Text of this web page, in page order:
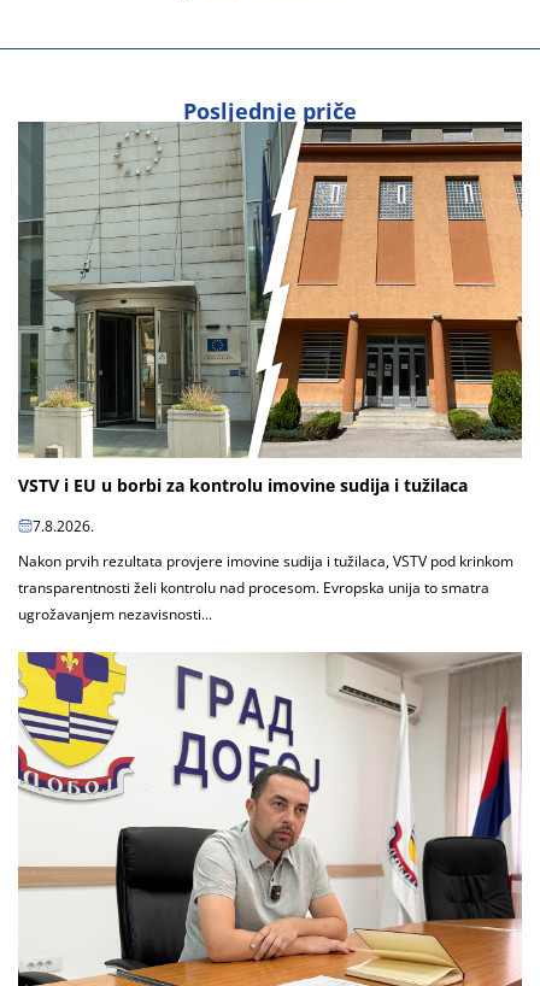
Posljednje priče
VSTV i EU u borbi za kontrolu imovine sudija i tužilaca
7.8.2026.
Nakon prvih rezultata provjere imovine sudija i tužilaca, VSTV pod krinkom
transparentnosti želi kontrolu nad procesom. Evropska unija to smatra
ugrožavanjem nezavisnosti...